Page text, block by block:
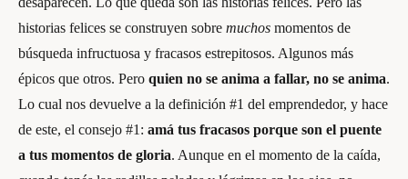
historias felices se construyen sobre muchos momentos de
búsqueda infructuosa y fracasos estrepitosos. Algunos más
épicos que otros. Pero quien no se anima a fallar, no se anima.
Lo cual nos devuelve a la definición #1 del emprendedor, y hace
de este, el consejo #1: amá tus fracasos porque son el puente
a tus momentos de gloria. Aunque en el momento de la caída,